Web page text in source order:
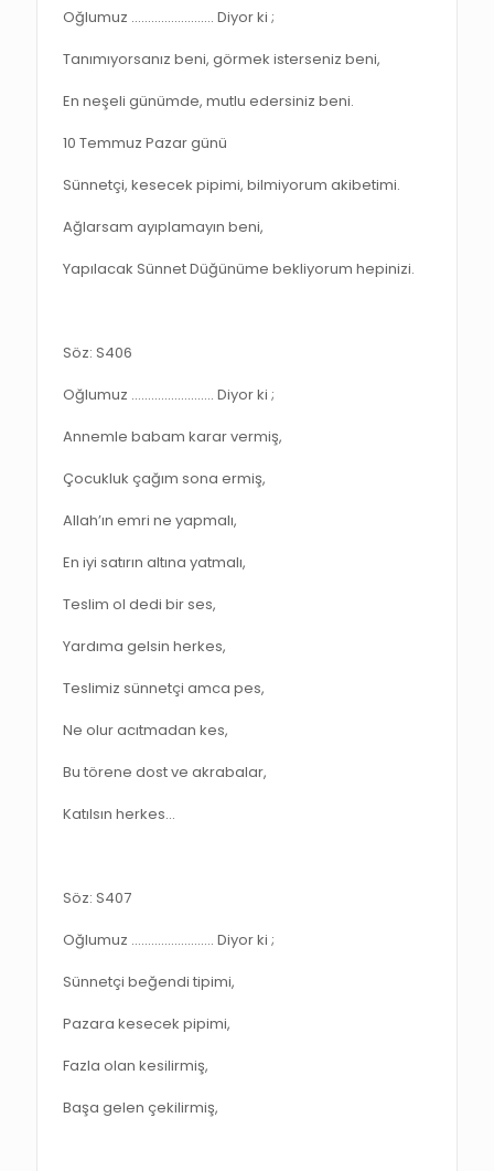
Oğlumuz ……………………. Diyor ki ;
Tanımıyorsanız beni, görmek isterseniz beni,
En neşeli günümde, mutlu edersiniz beni.
10 Temmuz Pazar günü
Sünnetçi, kesecek pipimi, bilmiyorum akibetimi.
Ağlarsam ayıplamayın beni,
Yapılacak Sünnet Düğünüme bekliyorum hepinizi.
Söz: S406
Oğlumuz ……………………. Diyor ki ;
Annemle babam karar vermiş,
Çocukluk çağım sona ermiş,
Allah’ın emri ne yapmalı,
En iyi satırın altına yatmalı,
Teslim ol dedi bir ses,
Yardıma gelsin herkes,
Teslimiz sünnetçi amca pes,
Ne olur acıtmadan kes,
Bu törene dost ve akrabalar,
Katılsın herkes…
Söz: S407
Oğlumuz ……………………. Diyor ki ;
Sünnetçi beğendi tipimi,
Pazara kesecek pipimi,
Fazla olan kesilirmiş,
Başa gelen çekilirmiş,